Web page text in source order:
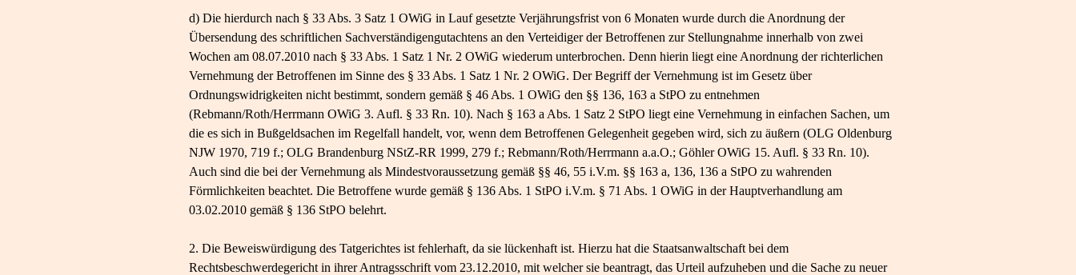
d) Die hierdurch nach § 33 Abs. 3 Satz 1 OWiG in Lauf gesetzte Verjährungsfrist von 6 Monaten wurde durch die Anordnung der
Übersendung des schriftlichen Sachverständigengutachtens an den Verteidiger der Betroffenen zur Stellungnahme innerhalb von zwei
Wochen am 08.07.2010 nach § 33 Abs. 1 Satz 1 Nr. 2 OWiG wiederum unterbrochen. Denn hierin liegt eine Anordnung der richterlichen
Vernehmung der Betroffenen im Sinne des § 33 Abs. 1 Satz 1 Nr. 2 OWiG. Der Begriff der Vernehmung ist im Gesetz über
Ordnungswidrigkeiten nicht bestimmt, sondern gemäß § 46 Abs. 1 OWiG den §§ 136, 163 a StPO zu entnehmen
(Rebmann/Roth/Herrmann OWiG 3. Aufl. § 33 Rn. 10). Nach § 163 a Abs. 1 Satz 2 StPO liegt eine Vernehmung in einfachen Sachen, um
die es sich in Bußgeldsachen im Regelfall handelt, vor, wenn dem Betroffenen Gelegenheit gegeben wird, sich zu äußern (OLG Oldenburg
NJW 1970, 719 f.; OLG Brandenburg NStZ-​RR 1999, 279 f.; Rebmann/Roth/Herrmann a.a.O.; Göhler OWiG 15. Aufl. § 33 Rn. 10).
Auch sind die bei der Vernehmung als Mindestvoraussetzung gemäß §§ 46, 55 i.V.m. §§ 163 a, 136, 136 a StPO zu wahrenden
Förmlichkeiten beachtet. Die Betroffene wurde gemäß § 136 Abs. 1 StPO i.V.m. § 71 Abs. 1 OWiG in der Hauptverhandlung am
03.02.2010 gemäß § 136 StPO belehrt.
2. Die Beweiswürdigung des Tatgerichtes ist fehlerhaft, da sie lückenhaft ist. Hierzu hat die Staatsanwaltschaft bei dem
Rechtsbeschwerdegericht in ihrer Antragsschrift vom 23.12.2010, mit welcher sie beantragt, das Urteil aufzuheben und die Sache zu neuer